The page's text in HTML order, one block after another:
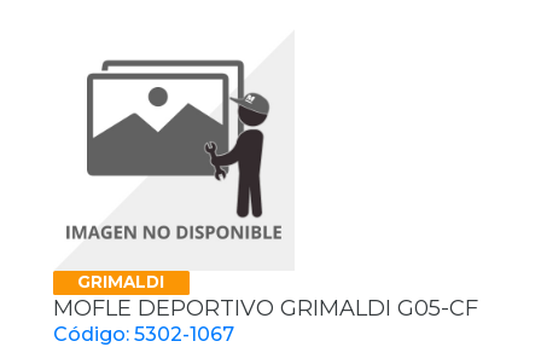
GRIMALDI
MOFLE DEPORTIVO GRIMALDI G05-CF
Código: 5302-1067